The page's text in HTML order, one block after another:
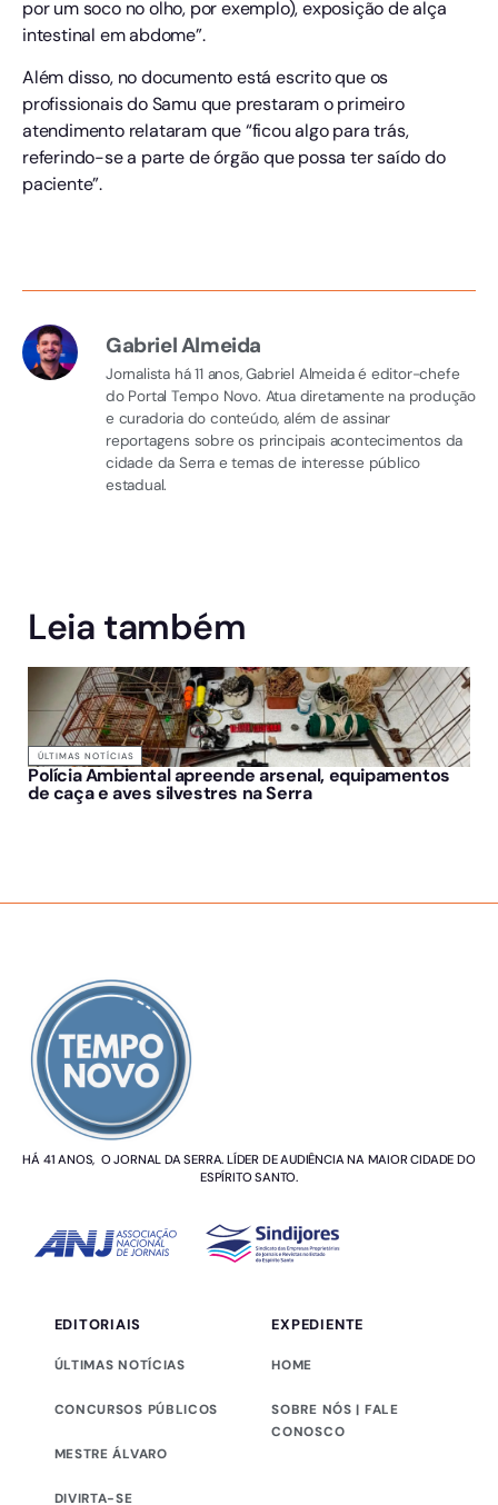
por um soco no olho, por exemplo), exposição de alça
intestinal em abdome”.
Além disso, no documento está escrito que os
profissionais do Samu que prestaram o primeiro
atendimento relataram que “ficou algo para trás,
referindo-se a parte de órgão que possa ter saído do
paciente”.
Gabriel Almeida
Jornalista há 11 anos, Gabriel Almeida é editor-chefe
do Portal Tempo Novo. Atua diretamente na produção
e curadoria do conteúdo, além de assinar
reportagens sobre os principais acontecimentos da
cidade da Serra e temas de interesse público
estadual.
Leia também
ÚLTIMAS NOTÍCIAS
Polícia Ambiental apreende arsenal, equipamentos
de caça e aves silvestres na Serra
HÁ 41 ANOS, O JORNAL DA SERRA. LÍDER DE AUDIÊNCIA NA MAIOR CIDADE DO
ESPÍRITO SANTO.
EDITORIAIS
ÚLTIMAS NOTÍCIAS
CONCURSOS PÚBLICOS
MESTRE ÁLVARO
DIVIRTA-SE
EXPEDIENTE
HOME
SOBRE NÓS | FALE
CONOSCO